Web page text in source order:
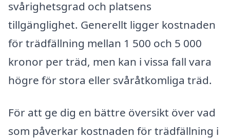
svårighetsgrad och platsens
tillgänglighet. Generellt ligger kostnaden
för trädfällning mellan 1 500 och 5 000
kronor per träd, men kan i vissa fall vara
högre för stora eller svåråtkomliga träd.
För att ge dig en bättre översikt över vad
som påverkar kostnaden för trädfällning i